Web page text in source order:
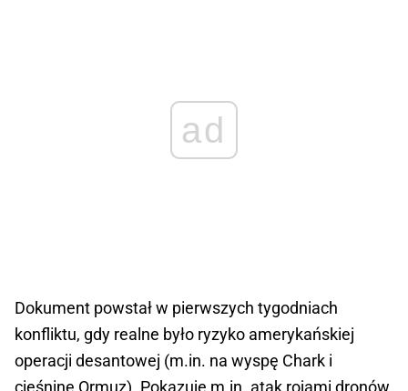
ad
Dokument powstał w pierwszych tygodniach
konfliktu, gdy realne było ryzyko amerykańskiej
operacji desantowej (m.in. na wyspę Chark i
cieśninę Ormuz). Pokazuje m.in. atak rojami dronów